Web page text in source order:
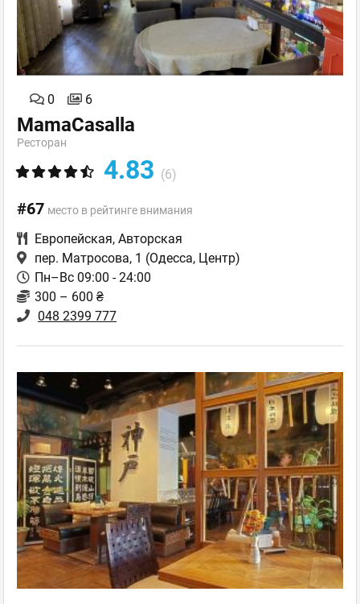
0 6
MamaCasalla
Ресторан
4.83 (6)
#67 место в рейтинге внимания
Европейская, Авторская
пер. Матросова, 1 (Одесса, Центр)
Пн–Вс 09:00 - 24:00
300 – 600 ₴
048 2399 777